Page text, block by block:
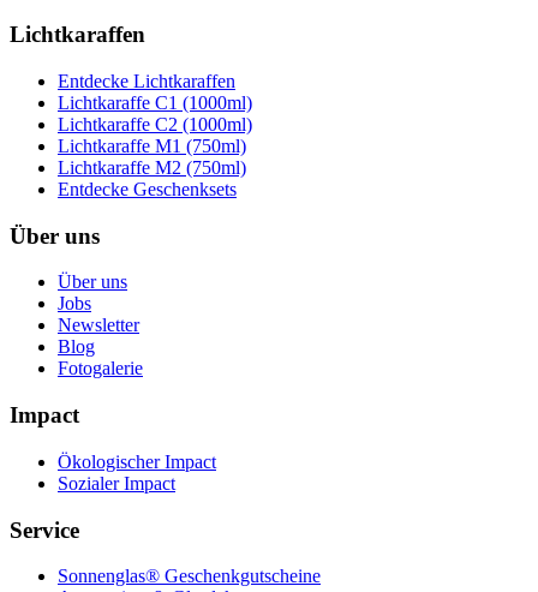
Lichtkaraffen
Entdecke Lichtkaraffen
Lichtkaraffe C1 (1000ml)
Lichtkaraffe C2 (1000ml)
Lichtkaraffe M1 (750ml)
Lichtkaraffe M2 (750ml)
Entdecke Geschenksets
Über uns
Über uns
Jobs
Newsletter
Blog
Fotogalerie
Impact
Ökologischer Impact
Sozialer Impact
Service
Sonnenglas® Geschenkgutscheine